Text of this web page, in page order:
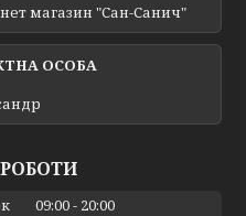
магазин "Сан-Санич"
09:00
20:00